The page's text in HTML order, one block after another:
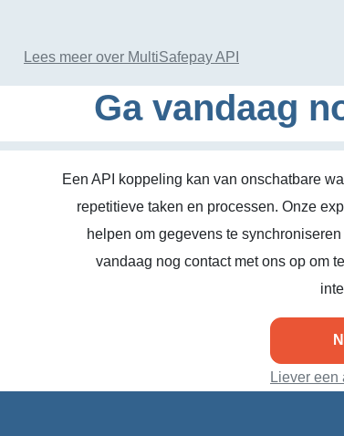
Lees meer over MultiSafepay API
Ga vandaag
Een API koppeling kan van onschatbare
repetitieve taken en processen. Onze
helpen om gegevens te
vandaag nog contact met ons op om
Liever